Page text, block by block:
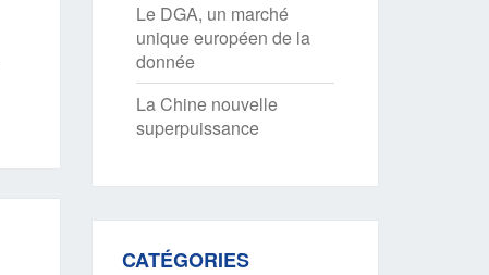
Le DGA, un marché
unique européen de la
donnée
La Chine nouvelle
superpuissance
CATÉGORIES